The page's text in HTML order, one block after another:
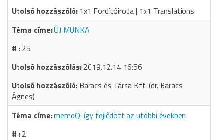
1x1 Fordítóiroda | 1x1 Translations
ÚJ MUNKA
25
2019.12.14 16:56
Baracs és Társa Kft. (dr. Baracs
Ágnes)
memoQ: így fejlődött az utóbbi években
2